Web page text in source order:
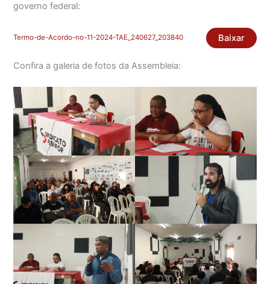
governo federal:
Termo-de-Acordo-no-11-2024-TAE_240627_203840 Baixar
Confira a galeria de fotos da Assembleia: